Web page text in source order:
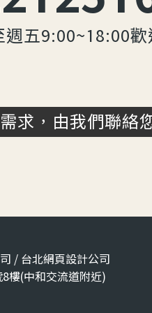
週五9:00~18:00歡
求，由我們聯絡
/ 台北網頁設計公司
樓(中和交流道附近)